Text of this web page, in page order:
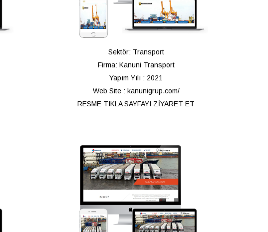
Sektör: Transport
Firma: Kanuni Transport
Yapım Yılı : 2021
Web Site : kanunigrup.com/
RESME TIKLA SAYFAYI ZİYARET ET